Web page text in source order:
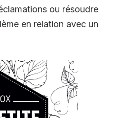
ou résoudre
en relation avec un